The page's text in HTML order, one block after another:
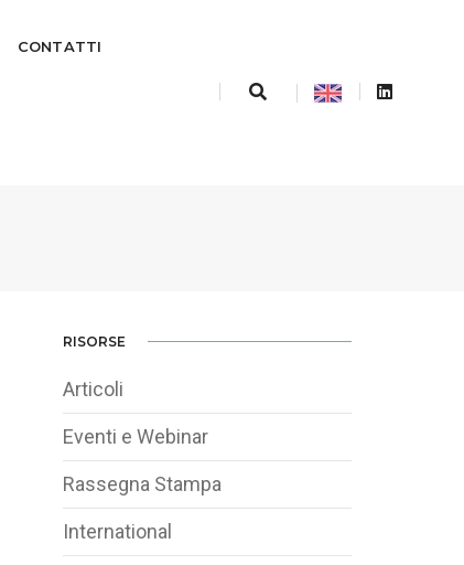
CONTATTI
RISORSE
Articoli
Eventi e Webinar
Rassegna Stampa
International